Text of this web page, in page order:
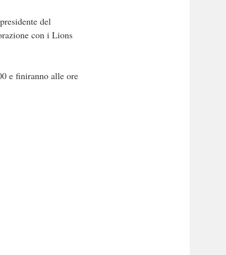
del
con i Lions
e finiranno alle ore